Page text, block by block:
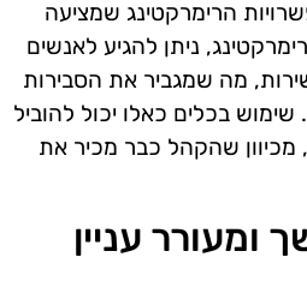
הרימרקטינג שמציעה
ניתן להגיע לאנשים
מה שמגביר את הסבירות
בכלים כאלו יכול להוביל
מכיוון שהקהל כבר מכיר את
ומעורר עניין